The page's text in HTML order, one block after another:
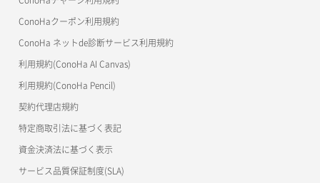
Terraform
s3cmd
公開API(ConoHa VPS Ver.2.0)
ConoHaクーポン利用規約
ConoHa ネットde診断サービス利用規約
利用規約(ConoHa AI Canvas)
利用規約(ConoHa Pencil)
契約代理店規約
特定商取引法に基づく表記
資金決済法に基づく表示
サービス品質保証制度(SLA)